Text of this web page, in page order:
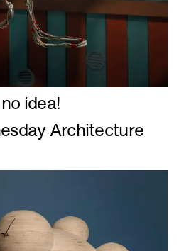
idea!
Architecture